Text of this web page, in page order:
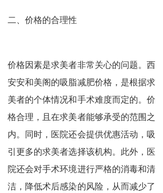
二、价格的合理性
价格因素是求美者非常关心的问题。西
安安和美阁的吸脂减肥价格，是根据求
美者的个体情况和手术难度而定的。价
格合理，且在求美者能够承受的范围之
内。同时，医院还会提供优惠活动，吸
引更多的求美者选择该机构。此外，医
院还会对手术环境进行严格的消毒和清
洁，降低术后感染的风险，从而减少了